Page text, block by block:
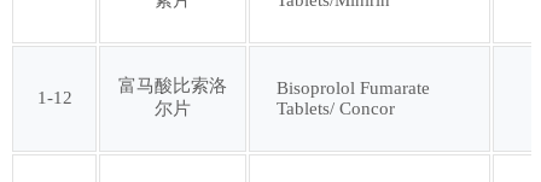
第四十五批 第四十六批
1-12
富马酸比索洛
尔片
Bisoprolol Fumarate
Tablets/ Concor